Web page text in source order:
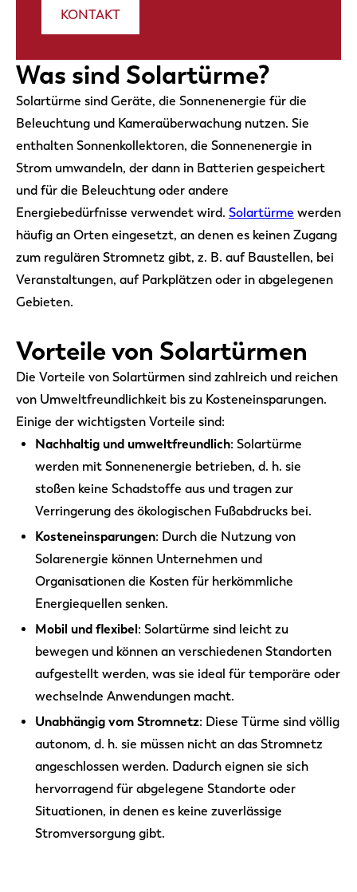
Was sind Solartürme?
Solartürme sind Geräte, die Sonnenenergie für die
Beleuchtung und Kameraüberwachung nutzen. Sie
enthalten Sonnenkollektoren, die Sonnenenergie in
Strom umwandeln, der dann in Batterien gespeichert
und für die Beleuchtung oder andere
Energiebedürfnisse verwendet wird. Solartürme werden
häufig an Orten eingesetzt, an denen es keinen Zugang
zum regulären Stromnetz gibt, z. B. auf Baustellen, bei
Veranstaltungen, auf Parkplätzen oder in abgelegenen
Gebieten.
Vorteile von Solartürmen
Die Vorteile von Solartürmen sind zahlreich und reichen
von Umweltfreundlichkeit bis zu Kosteneinsparungen.
Einige der wichtigsten Vorteile sind:
Nachhaltig und umweltfreundlich: Solartürme
werden mit Sonnenenergie betrieben, d. h. sie
stoßen keine Schadstoffe aus und tragen zur
Verringerung des ökologischen Fußabdrucks bei.
Kosteneinsparungen: Durch die Nutzung von
Solarenergie können Unternehmen und
Organisationen die Kosten für herkömmliche
Energiequellen senken.
Mobil und flexibel : Solartürme sind leicht zu
bewegen und können an verschiedenen Standorten
aufgestellt werden, was sie ideal für temporäre oder
wechselnde Anwendungen macht.
Unabhängig vom Stromnetz: Diese Türme sind völlig
autonom, d. h. sie müssen nicht an das Stromnetz
angeschlossen werden. Dadurch eignen sie sich
hervorragend für abgelegene Standorte oder
Situationen, in denen es keine zuverlässige
Stromversorgung gibt.
KONTAKT